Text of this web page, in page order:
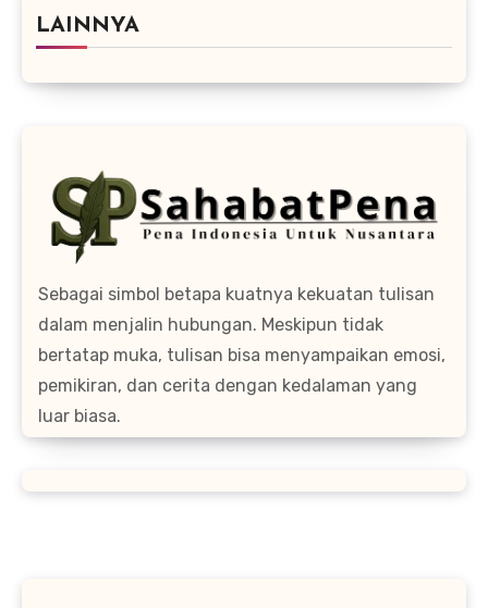
LAINNYA
Sebagai simbol betapa kuatnya kekuatan tulisan
dalam menjalin hubungan. Meskipun tidak
bertatap muka, tulisan bisa menyampaikan emosi,
pemikiran, dan cerita dengan kedalaman yang
luar biasa.